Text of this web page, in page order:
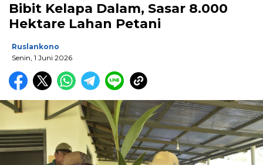
Bibit Kelapa Dalam, Sasar 8.000
Hektare Lahan Petani
Ruslankono
Senin, 1 Juni 2026